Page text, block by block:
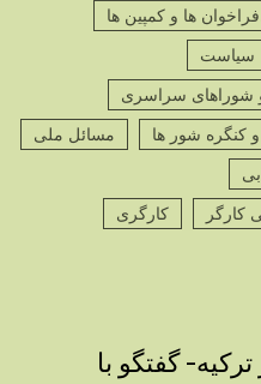
ها و کمپین ها
سیاست
شوراهای سراسری
شور ها
مسائل ملی
کارگر
کارگری
گفتگو با